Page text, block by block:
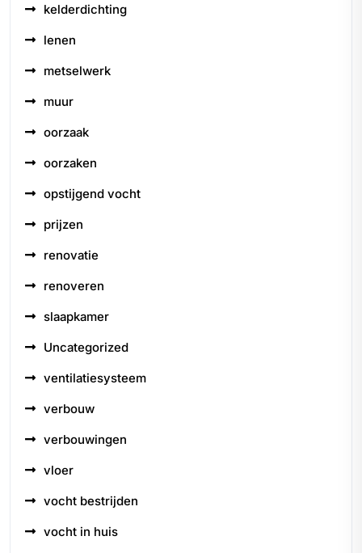
kelderdichting
lenen
metselwerk
muur
oorzaak
oorzaken
opstijgend vocht
prijzen
renovatie
renoveren
slaapkamer
Uncategorized
ventilatiesysteem
verbouw
verbouwingen
vloer
vocht bestrijden
vocht in huis